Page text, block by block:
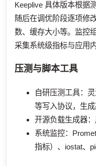
Keeplive 具体版本根据
随后在调优阶段逐项修
数、缓存大小等。监控
采集系统级指标与应用
压测与脚本工具
自研压测工具：
等写入协议，生成
开源负载生成器
系统监控：
指标）、iostat、